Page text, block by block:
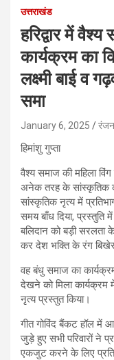
उत्तराखंड
हरिद्वार में
कार्यक्रम का
लक्ष्मी बाई व
समा
January 6, 2025
हिमांशु गुप्ता
वैश्य समाज की महिला
अनेक तरह के सांस्कृतिक
सांस्कृतिक नृत्य में प्रतिभाग
समय बाँध दिया, प्रस्तुति
बलिदान को बड़ी सरलता
कर देश भक्ति के रंग बिखेर
वह बंधु समाज का
देखने को मिला कार्यक्रम
नृत्य प्रस्तुत किया।
गीत गोविंद बैंकट हॉल में
जुड़े हुए सभी परिवारों ने
एकजुट करने के लिए